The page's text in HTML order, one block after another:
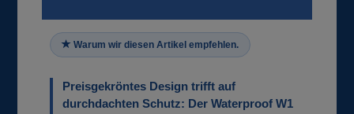
Warum wir diesen Artikel empfehlen.
Preisgekröntes Design trifft auf
durchdachten Schutz: Der Waterproof W1